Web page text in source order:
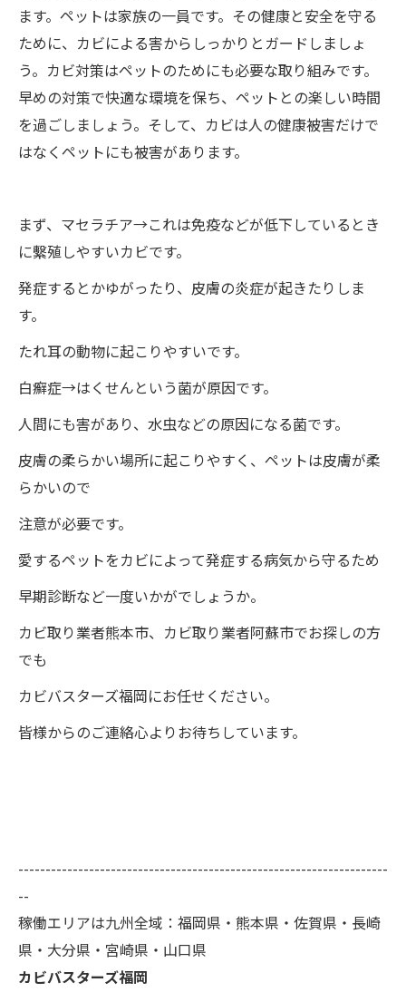
ます。ペットは家族の一員です。その健康と安全を守る
ために、カビによる害からしっかりとガードしましょ
う。カビ対策はペットのためにも必要な取り組みです。
早めの対策で快適な環境を保ち、ペットとの楽しい時間
を過ごしましょう。そして、カビは人の健康被害だけで
はなくペットにも被害があります。
まず、マセラチア→これは免疫などが低下しているとき
に繫殖しやすいカビです。
発症するとかゆがったり、皮膚の炎症が起きたりしま
す。
たれ耳の動物に起こりやすいです。
白癬症→はくせんという菌が原因です。
人間にも害があり、水虫などの原因になる菌です。
皮膚の柔らかい場所に起こりやすく、ペットは皮膚が柔
らかいので
注意が必要です。
愛するペットをカビによって発症する病気から守るため
早期診断など一度いかがでしょうか。
カビ取り業者熊本市、カビ取り業者阿蘇市でお探しの方
でも
カビバスターズ福岡にお任せください。
皆様からのご連絡心よりお待ちしています。
--------------------------------------------------------------------
--
稼働エリアは九州全域：福岡県・熊本県・佐賀県・長崎
県・大分県・宮崎県・山口県
カビバスターズ福岡